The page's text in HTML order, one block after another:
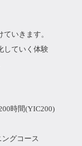
いきます。
していく体験
時間(YIC200)
グコース